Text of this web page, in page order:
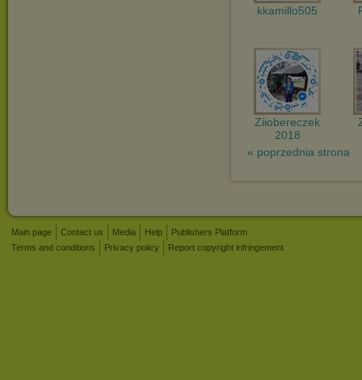
kkamillo505
Ziiobereczek
2018
« poprzednia strona
Main page Contact us Media Help
Publishers Platform
Terms and conditions
Privacy policy Report copyright infringement